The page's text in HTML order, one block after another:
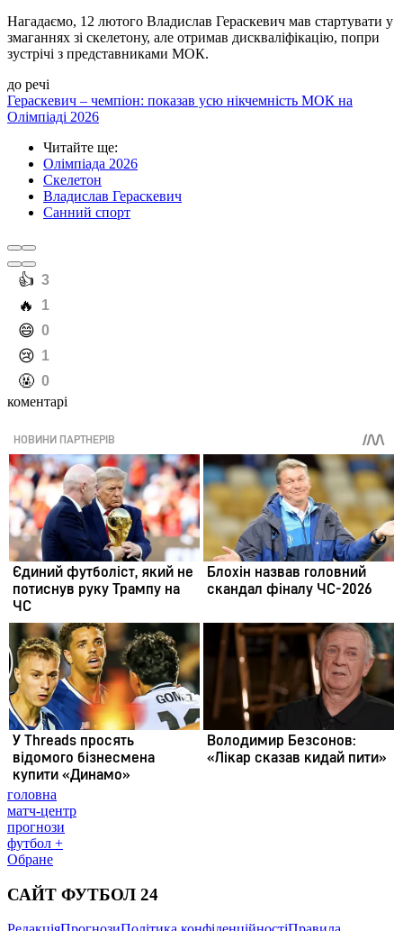
Нагадаємо, 12 лютого Владислав Гераскевич мав стартувати у
змаганнях зі скелетону, але отримав дискваліфікацію, попри
зустрічі з представниками МОК.
до речі
Гераскевич – чемпіон: показав усю нікчемність МОК на
Олімпіаді 2026
Читайте ще:
Олімпіада 2026
Скелетон
Владислав Гераскевич
Санний спорт
️👍 3
️🔥 1
️😄 0
️😢 1
️🤬 0
коментарі
головна
матч-центр
прогнози
футбол +
Обране
САЙТ ФУТБОЛ 24